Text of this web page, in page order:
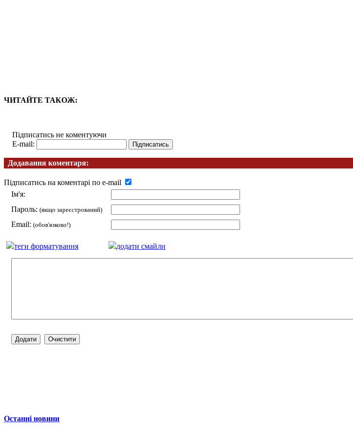
ЧИТАЙТЕ ТАКОЖ:
Підписатись не коментуючи
E-mail:
Додавання коментаря:
Підписатись на коментарі по e-mail
Ім'я:
Пароль: (якщо зареєстрований)
Email: (обов'язково!)
теги форматування додати смайли
Останні новини